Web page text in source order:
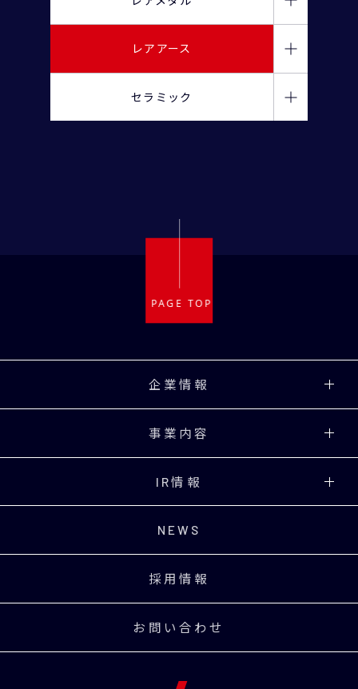
シリコン/ナノ超微粉末
シリコン/スラッジ
α相/β相 窒化ケイ素
炭化ジルコニウム(ZrC)
炭化ニオブ(NbC)
炭化タンタル(TaC)
29) 銅 (Cu)
30) 亜鉛 (Zn)
03) リチウム (Li)
12) マグネシウム (Mg)
28) ニッケル (Ni)
31) ガリウム (Ga)
レアアース
21) スカンジウム (Sc)
58) セリウム (Ce)
59) プラセオジム (Pr)
62) サマリウム (Sm)
63) ユウロピウム (Eu)
64) ガドリニウム (Gd)
65) テルビウム (Tb)
66) ジスプロシウム (Dy)
67) ホルミウム (Ho)
68) エルビウム (Er)
セラミック
炭化物
ホウ化物
企業情報
事業内容
IR情報
NEWS
採用情報
お問い合わせ